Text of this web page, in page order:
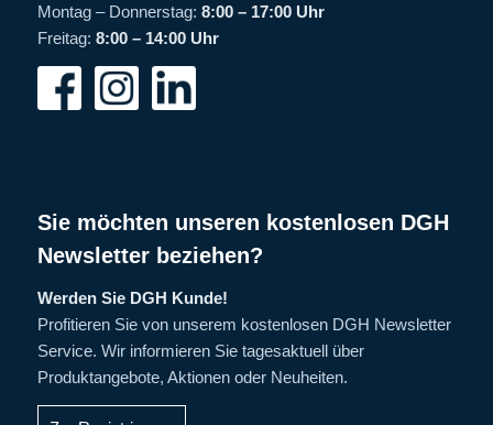
Montag – Donnerstag: 8:00 – 17:00 Uhr
Freitag: 8:00 – 14:00 Uhr
Sie möchten unseren kostenlosen DGH
Newsletter beziehen?
Werden Sie DGH Kunde!
Profitieren Sie von unserem kostenlosen DGH Newsletter
Service. Wir informieren Sie tagesaktuell über
Produktangebote, Aktionen oder Neuheiten.